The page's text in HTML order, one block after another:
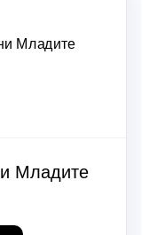
Младите